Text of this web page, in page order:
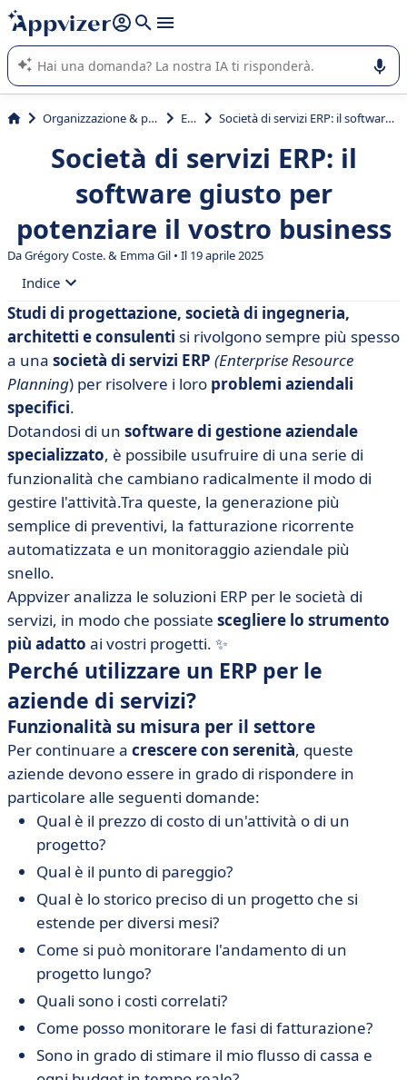
righe con
shift + enter
L'IA di Appvizer vi guida nell'utilizzo o nella scelta di un
software SaaS per la vostra azienda.
Organizzazione & planning ERP Società di servizi ERP: il software giusto per potenziare il vostro business
Società di servizi ERP: il
software giusto per
potenziare il vostro business
Da Grégory Coste. & Emma Gil • Il 19 aprile 2025
Indice
• Perché utilizzare un ERP per le aziende di servizi?
• Selezione di 11 ERP per le aziende di servizi
• Akuiteo: tenere il passo con la vostra crescita
• Axelor: un ERP open source scalabile
• BoondManager: l'ERP specializzato per le ESN, le
società di consulenza e le società di ingegneria
• Everwin GX: personalizzazione flessibile dell'ERP
• Fitnet Manager: l'ERP specializzato per le società di
consulenza
• Karanext: la suite ERP, CRM e HR per le società di
servizi
• Odoo: una soluzione ERP completa e modulare
• OpenConcerto: software di gestione aziendale
gratuito
• Pythagore: per i fornitori di servizi intellettuali
• Stafiz: la soluzione completa per la gestione e la
selezione del personale
• VSActivity: una soluzione ERP potente, adattabile e
multi-entità
• Software di gestione aziendale, il motore della vostra
competitività
Studi di progettazione, società di ingegneria,
architetti e consulenti si rivolgono sempre più spesso
a una società di servizi ERP (Enterprise Resource
Planning) per risolvere i loro problemi aziendali
specifici.
Dotandosi di un software di gestione aziendale
specializzato, è possibile usufruire di una serie di
funzionalità che cambiano radicalmente il modo di
gestire l'attività.Tra queste, la generazione più
semplice di preventivi, la fatturazione ricorrente
automatizzata e un monitoraggio aziendale più
snello.
Appvizer analizza le soluzioni ERP per le società di
servizi, in modo che possiate scegliere lo strumento
più adatto ai vostri progetti. ✨
Perché utilizzare un ERP per le
aziende di servizi?
Funzionalità su misura per il settore
Per continuare a crescere con serenità, queste
aziende devono essere in grado di rispondere in
particolare alle seguenti domande:
Qual è il prezzo di costo di un'attività o di un
progetto?
Qual è il punto di pareggio?
Qual è lo storico preciso di un progetto che si
estende per diversi mesi?
Come si può monitorare l'andamento di un
progetto lungo?
Quali sono i costi correlati?
Come posso monitorare le fasi di fatturazione?
Sono in grado di stimare il mio flusso di cassa e